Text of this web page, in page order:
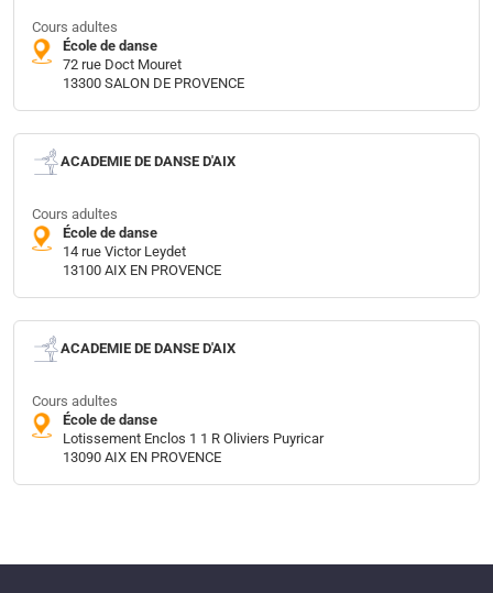
Cours adultes
École de danse
72 rue Doct Mouret
13300 SALON DE PROVENCE
ACADEMIE DE DANSE D'AIX
Cours adultes
École de danse
14 rue Victor Leydet
13100 AIX EN PROVENCE
ACADEMIE DE DANSE D'AIX
Cours adultes
École de danse
Lotissement Enclos 1 1 R Oliviers Puyricar
13090 AIX EN PROVENCE